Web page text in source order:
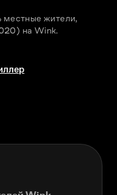
местные жители,
на Wink.